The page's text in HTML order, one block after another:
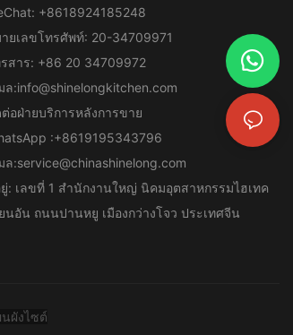
+8618924185248
ยเลขโทรศัพท์: 20-34709971
สาร: +86 20 34709972
ล:info@shinelongkitchen.com
อฝ่ายบริการหลังการขาย
:+8619195343796
ล:service@chinashinelong.com
: เลขที่ 1 สำนักงานใหญ่ นิคมอุตสาหกรรมไฮเทค
นอัน ถนนปานหยู เมืองกว่างโจว ประเทศจีน
ผังไซต์